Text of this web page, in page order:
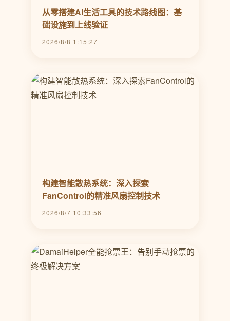
从零搭建AI生活工具的技术路线图：基
础设施到上线验证
2026/8/8 1:15:27
构建智能散热系统：深入探索
FanControl的精准风扇控制技术
2026/8/7 10:33:56